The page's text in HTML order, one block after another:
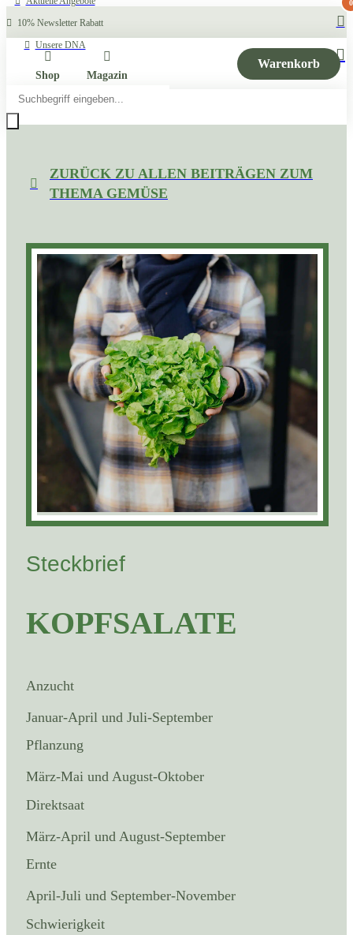
10% Newsletter Rabatt
Unsere DNA
Shop Magazin
Warenkorb
0
search
ZURÜCK ZU ALLEN BEITRÄGEN ZUM
THEMA GEMÜSE
Steckbrief
KOPFSALATE
Anzucht
Januar-April und Juli-September
Pflanzung
März-Mai und August-Oktober
Direktsaat
März-April und August-September
Ernte
April-Juli und September-November
Schwierigkeit